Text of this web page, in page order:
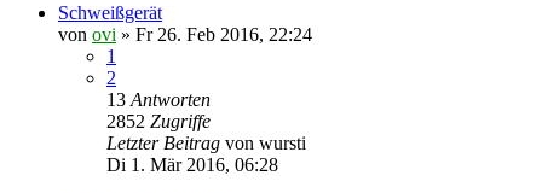
Schweißgerät
von ovi » Fr 26. Feb 2016, 22:24
1
2
13 Antworten
2852 Zugriffe
Letzter Beitrag von wursti
Di 1. Mär 2016, 06:28